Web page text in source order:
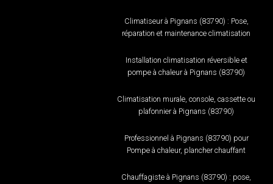
Climatiseur à Pignans (83790) : Pose,
réparation et maintenance climatisation
Installation climatisation réversible et
pompe à chaleur à Pignans (83790)
Climatisation murale, console, cassette ou
plafonnier à Pignans (83790)
Professionnel à Pignans (83790) pour
Pompe à chaleur, plancher chauffant
Chauffagiste à Pignans (83790) : pose,